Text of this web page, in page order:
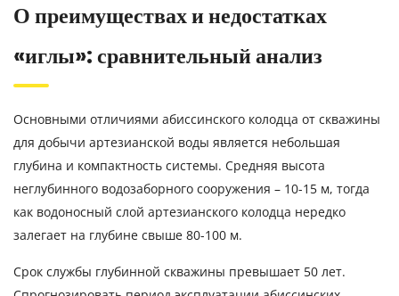
О преимуществах и недостатках
«иглы»: сравнительный анализ
Основными отличиями абиссинского колодца от скважины
для добычи артезианской воды является небольшая
глубина и компактность системы. Средняя высота
неглубинного водозаборного сооружения – 10-15 м, тогда
как водоносный слой артезианского колодца нередко
залегает на глубине свыше 80-100 м.
Срок службы глубинной скважины превышает 50 лет.